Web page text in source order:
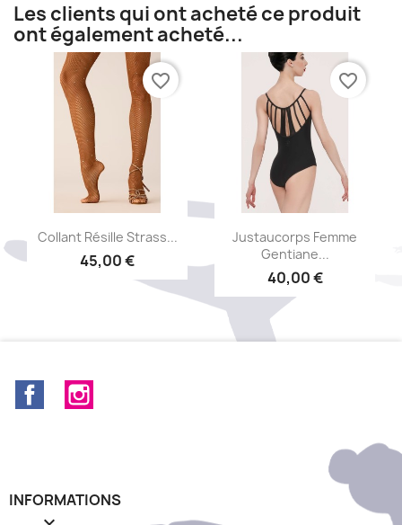
Les clients qui ont acheté ce produit
ont également acheté...
Aperçu rapide
Collant Résille Strass...
45,00 €
favorite_border
Aperçu rapide
Justaucorps Femme
Gentiane...
40,00 €
favorite_border
Facebook
INFORMATIONS